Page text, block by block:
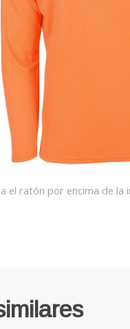
el ratón por encima de la